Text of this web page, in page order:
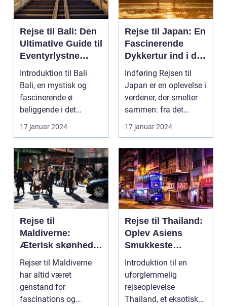
Rejse til Bali: Den
Ultimative Guide til
Eventyrlystne
Rejsende
Introduktion til Bali
Bali, en mystisk og
fascinerende ø
beliggende i det
smukke Indonesien,
har læ...
17 januar 2024
Rejse til Japan: En
Fascinerende
Dykkertur ind i det
Kejserlige Øst
Indføring Rejsen til
Japan er en oplevelse i
verdener, der smelter
sammen: fra det
traditionelle ti...
17 januar 2024
Rejse til
Maldiverne:
Æterisk skønhed
og eventyrlystens
paradis
Rejser til Maldiverne
har altid været
genstand for
fascinations og
Rejse til Thailand:
Oplev Asiens
Smukkeste
Rejsemål
Introduktion til en
uforglemmelig
rejseoplevelse
Thailand, et eksotisk